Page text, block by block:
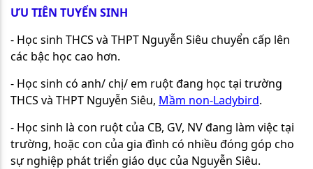
ƯU TIÊN TUYỂN SINH
- Học sinh THCS và THPT Nguyễn Siêu chuyển cấp lên
các bậc học cao hơn.
- Học sinh có anh/ chị/ em ruột đang học tại trường
THCS và THPT Nguyễn Siêu, Mầm non-Ladybird.
- Học sinh là con ruột của CB, GV, NV đang làm việc tại
trường, hoặc con của gia đình có nhiều đóng góp cho
sự nghiệp phát triển giáo dục của Nguyễn Siêu.